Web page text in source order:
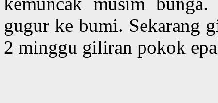
gugur ke bumi. Sekarang
2 minggu giliran pokok